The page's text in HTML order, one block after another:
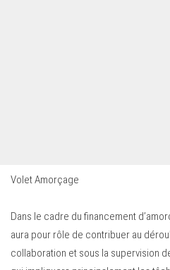
Volet Amorçage
Dans le cadre du financement
aura pour rôle de contribuer au
collaboration et sous la supervision